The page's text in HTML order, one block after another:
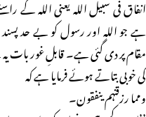
انفاق فی سبیل اللہ یعنی اللہ کے
ہے جو اللہ اور رسول کو بے حد
مقام پر دی گئی ہے۔ قابلِ غور بات
کی خوبی بتاتے ہوئے فرمایا ہے کہ
ومما رزقنہم ینفقون۔